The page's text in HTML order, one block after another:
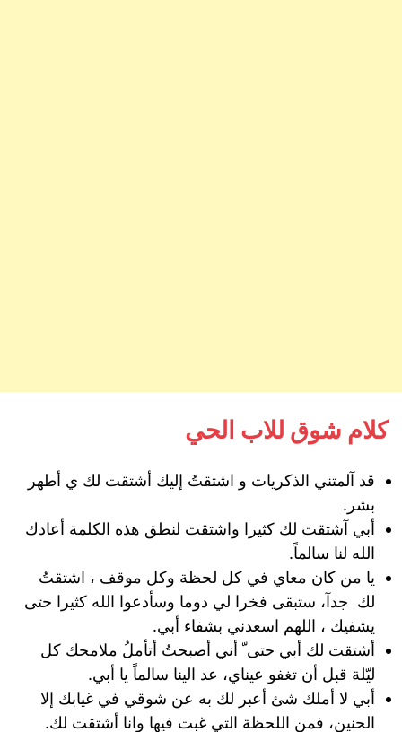
كلام شوق للاب الحي
قد آلمتني الذكريات و اشتقتُ إليك أشتقت لك ي أطهر
بشر.
أبي آشتقت لك كثيرا واشتقت لنطق هذه الكلمة أعادك
الله لنا سالماً.
يا من كان معاي في كل لحظة وكل موقف ، اشتقتُ
لك جدآ، ستبقى فخرا لي دوما وسأدعوا الله كثيرا حتى
يشفيك ، اللهم اسعدني بشفاء أبي.
أشتقت لك أبي حتى ّ أني أصبحتُ أتأملُ ملامحك كل
ليّلة قبل أن تغفو عيناي، عد الينا سالماً يا أبي.
أبي لا أملك شئ أعبر لك به عن شوقي في غيابك إلا
الحنين، فمن اللحظة التي غبت فيها وانا أشتقت لك.